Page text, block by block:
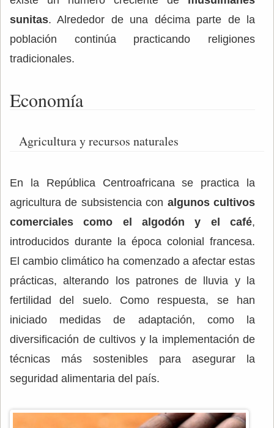
sunitas. Alrededor de una décima parte de la
población continúa practicando religiones
tradicionales.
Economía
Agricultura y recursos naturales
En la República Centroafricana se practica la
agricultura de subsistencia con algunos cultivos
comerciales como el algodón y el café,
introducidos durante la época colonial francesa.
El cambio climático ha comenzado a afectar estas
prácticas, alterando los patrones de lluvia y la
fertilidad del suelo. Como respuesta, se han
iniciado medidas de adaptación, como la
diversificación de cultivos y la implementación de
técnicas más sostenibles para asegurar la
seguridad alimentaria del país.